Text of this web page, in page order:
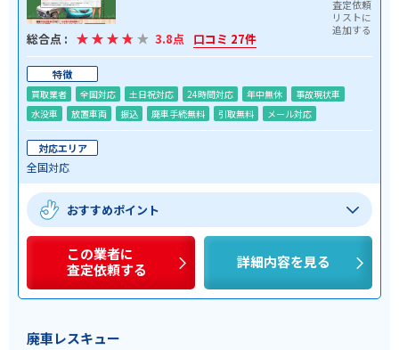
総合点 : 3.8点 口コミ 27件
特徴
買取業者 全国対応 土日祝対応 24時間対応 年中無休
事故現状車
水没車
放置車両 振込 廃車手続無料 引取無料 メール対応
対応エリア
全国対応
おすすめポイント
この業者に
査定依頼する
詳細内容を見る
廃車レスキュー